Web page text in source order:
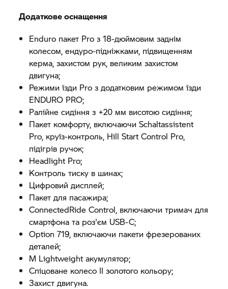
Додаткове оснащення
Enduro пакет Pro з 18-дюймовим заднім
колесом, ендуро-підніжками, підвищенням
керма, захистом рук, великим захистом
двигуна;
Режими їзди Pro з додатковим режимом їзди
ENDURO PRO;
Ралійне сидіння з +20 мм висотою сидіння;
Пакет комфорту, включаючи Schaltassistent
Pro, круїз-контроль, Hill Start Control Pro,
підігрів ручок;
Headlight Pro;
Контроль тиску в шинах;
Цифровий дисплей;
Пакет для пасажира;
ConnectedRide Control, включаючи тримач для
смартфона та роз'єм USB-C;
Option 719, включаючи пакети фрезерованих
деталей;
M Lightweight акумулятор;
Спіцоване колесо II золотого кольору;
Захист двигуна.